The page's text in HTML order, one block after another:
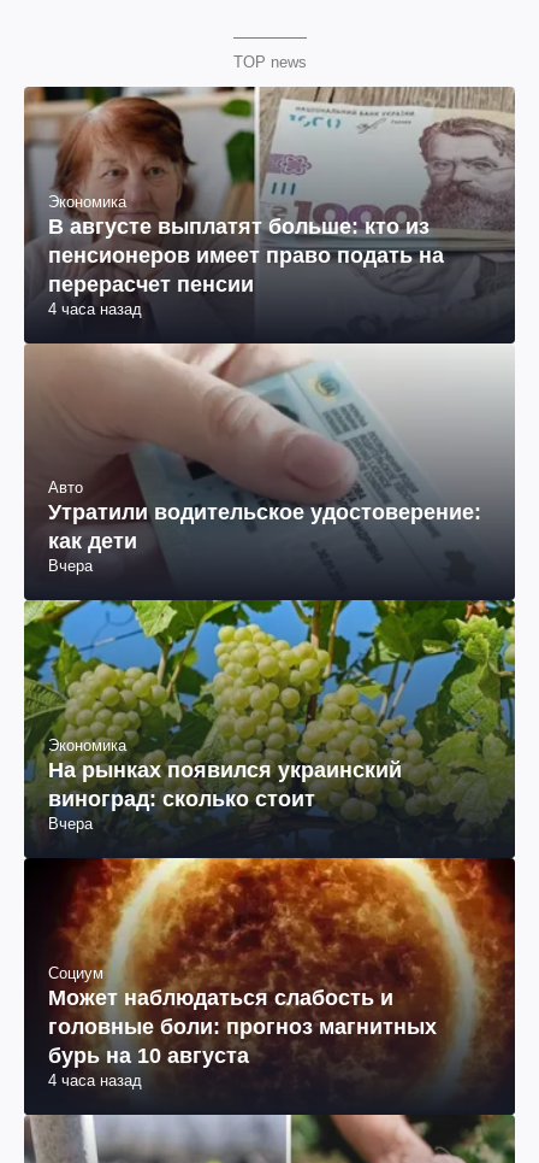
TOP news
Экономика
В августе выплатят больше: кто из
пенсионеров имеет право подать на
перерасчет пенсии
4 часа назад
Авто
Утратили водительское удостоверение:
как дети
Вчера
Экономика
На рынках появился украинский
виноград: сколько стоит
Вчера
Социум
Может наблюдаться слабость и
головные боли: прогноз магнитных
бурь на 10 августа
4 часа назад